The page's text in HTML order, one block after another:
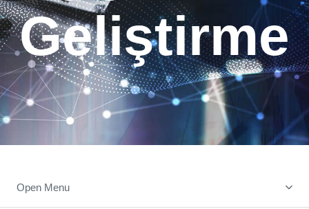
Geliştirme
Open Menu